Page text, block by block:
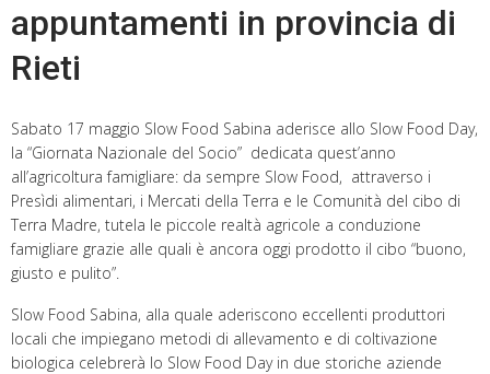
appuntamenti in provincia di
Rieti
Sabato 17 maggio Slow Food Sabina aderisce allo Slow Food Day,
la “Giornata Nazionale del Socio” dedicata quest’anno
all’agricoltura famigliare: da sempre Slow Food, attraverso i
Presìdi alimentari, i Mercati della Terra e le Comunità del cibo di
Terra Madre, tutela le piccole realtà agricole a conduzione
famigliare grazie alle quali è ancora oggi prodotto il cibo “buono,
giusto e pulito”.
Slow Food Sabina, alla quale aderiscono eccellenti produttori
locali che impiegano metodi di allevamento e di coltivazione
biologica celebrerà lo Slow Food Day in due storiche aziende